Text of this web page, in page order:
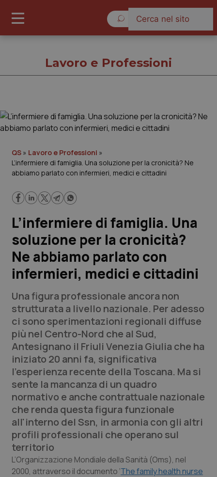
Governo e Parlamento
Regioni e Asl
Lavoro e Professioni
Scienza e Farmaci
Studi e Analisi
Lettere al direttore
Edizioni Regionali
QS Pro
Professionisti Sanitari.AI
Abruzzo
Basilicata
Calabria
Campania
QS Pro Gold
Artrite & artrosi
Asma & BPCO
Car-T
QS Club Newsletter
Lavoro e Professioni
QS » Lavoro e Professioni »
L’infermiere di famiglia. Una soluzione per la cronicità? Ne
abbiamo parlato con infermieri, medici e cittadini
L’infermiere di famiglia. Una
soluzione per la cronicità?
Ne abbiamo parlato con
infermieri, medici e cittadini
Una figura professionale ancora non
strutturata a livello nazionale. Per adesso
ci sono sperimentazioni regionali diffuse
più nel Centro-Nord che al Sud,
Antesignano il Friuli Venezia Giulia che ha
iniziato 20 anni fa, significativa
l'esperienza recente della Toscana. Ma si
sente la mancanza di un quadro
normativo e anche contrattuale nazionale
che renda questa figura funzionale
all'interno del Ssn, in armonia con gli altri
profili professionali che operano sul
territorio
L’Organizzazione Mondiale della Sanità (Oms), nel
2000, attraverso il documento ‘The family health nurse